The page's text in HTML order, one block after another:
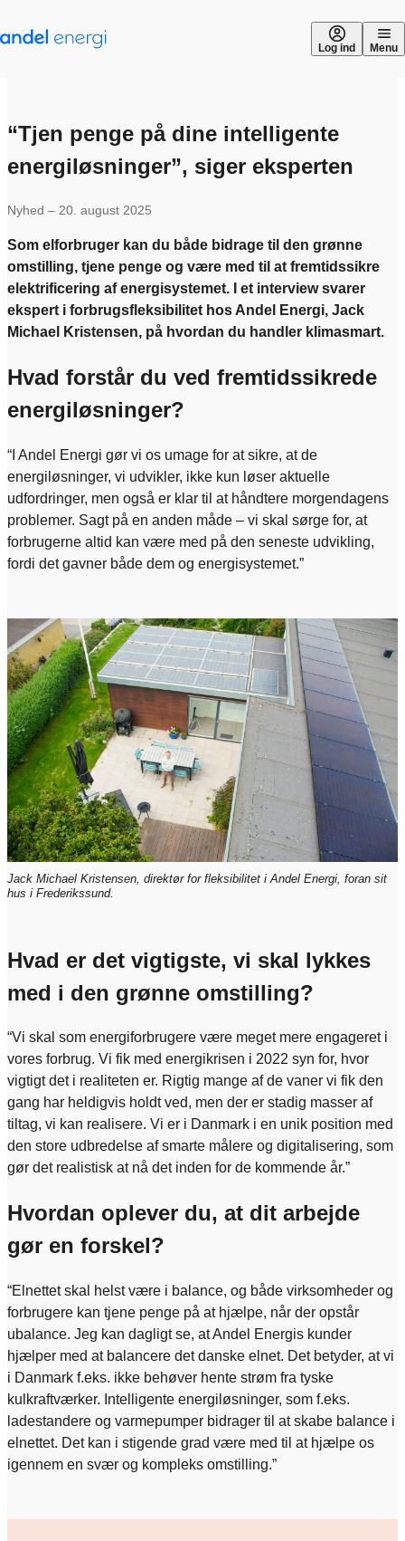
Log ind Menu
“Tjen penge på dine intelligente
energiløsninger”, siger eksperten
Nyhed – 20. august 2025
Som elforbruger kan du både bidrage til den grønne
omstilling, tjene penge og være med til at fremtidssikre
elektrificering af energisystemet. I et interview svarer
ekspert i forbrugsfleksibilitet hos Andel Energi, Jack
Michael Kristensen, på hvordan du handler klimasmart.
Hvad forstår du ved fremtidssikrede
energiløsninger?
“I Andel Energi gør vi os umage for at sikre, at de
energiløsninger, vi udvikler, ikke kun løser aktuelle
udfordringer, men også er klar til at håndtere morgendagens
problemer. Sagt på en anden måde – vi skal sørge for, at
forbrugerne altid kan være med på den seneste udvikling,
fordi det gavner både dem og energisystemet.”
Jack Michael Kristensen, direktør for fleksibilitet i Andel Energi, foran sit
hus i Frederikssund.
Hvad er det vigtigste, vi skal lykkes
med i den grønne omstilling?
“Vi skal som energiforbrugere være meget mere engageret i
vores forbrug. Vi fik med energikrisen i 2022 syn for, hvor
vigtigt det i realiteten er. Rigtig mange af de vaner vi fik den
gang har heldigvis holdt ved, men der er stadig masser af
tiltag, vi kan realisere. Vi er i Danmark i en unik position med
den store udbredelse af smarte målere og digitalisering, som
gør det realistisk at nå det inden for de kommende år.”
Hvordan oplever du, at dit arbejde
gør en forskel?
“Elnettet skal helst være i balance, og både virksomheder og
forbrugere kan tjene penge på at hjælpe, når der opstår
ubalance. Jeg kan dagligt se, at Andel Energis kunder
hjælper med at balancere det danske elnet. Det betyder, at vi
i Danmark f.eks. ikke behøver hente strøm fra tyske
kulkraftværker. Intelligente energiløsninger, som f.eks.
ladestandere og varmepumper bidrager til at skabe balance i
elnettet. Det kan i stigende grad være med til at hjælpe os
igennem en svær og kompleks omstilling.”